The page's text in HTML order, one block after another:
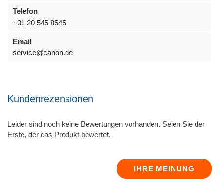
Telefon
+31 20 545 8545
Email
service@canon.de
Kundenrezensionen
Leider sind noch keine Bewertungen vorhanden. Seien Sie der
Erste, der das Produkt bewertet.
IHRE MEINUNG